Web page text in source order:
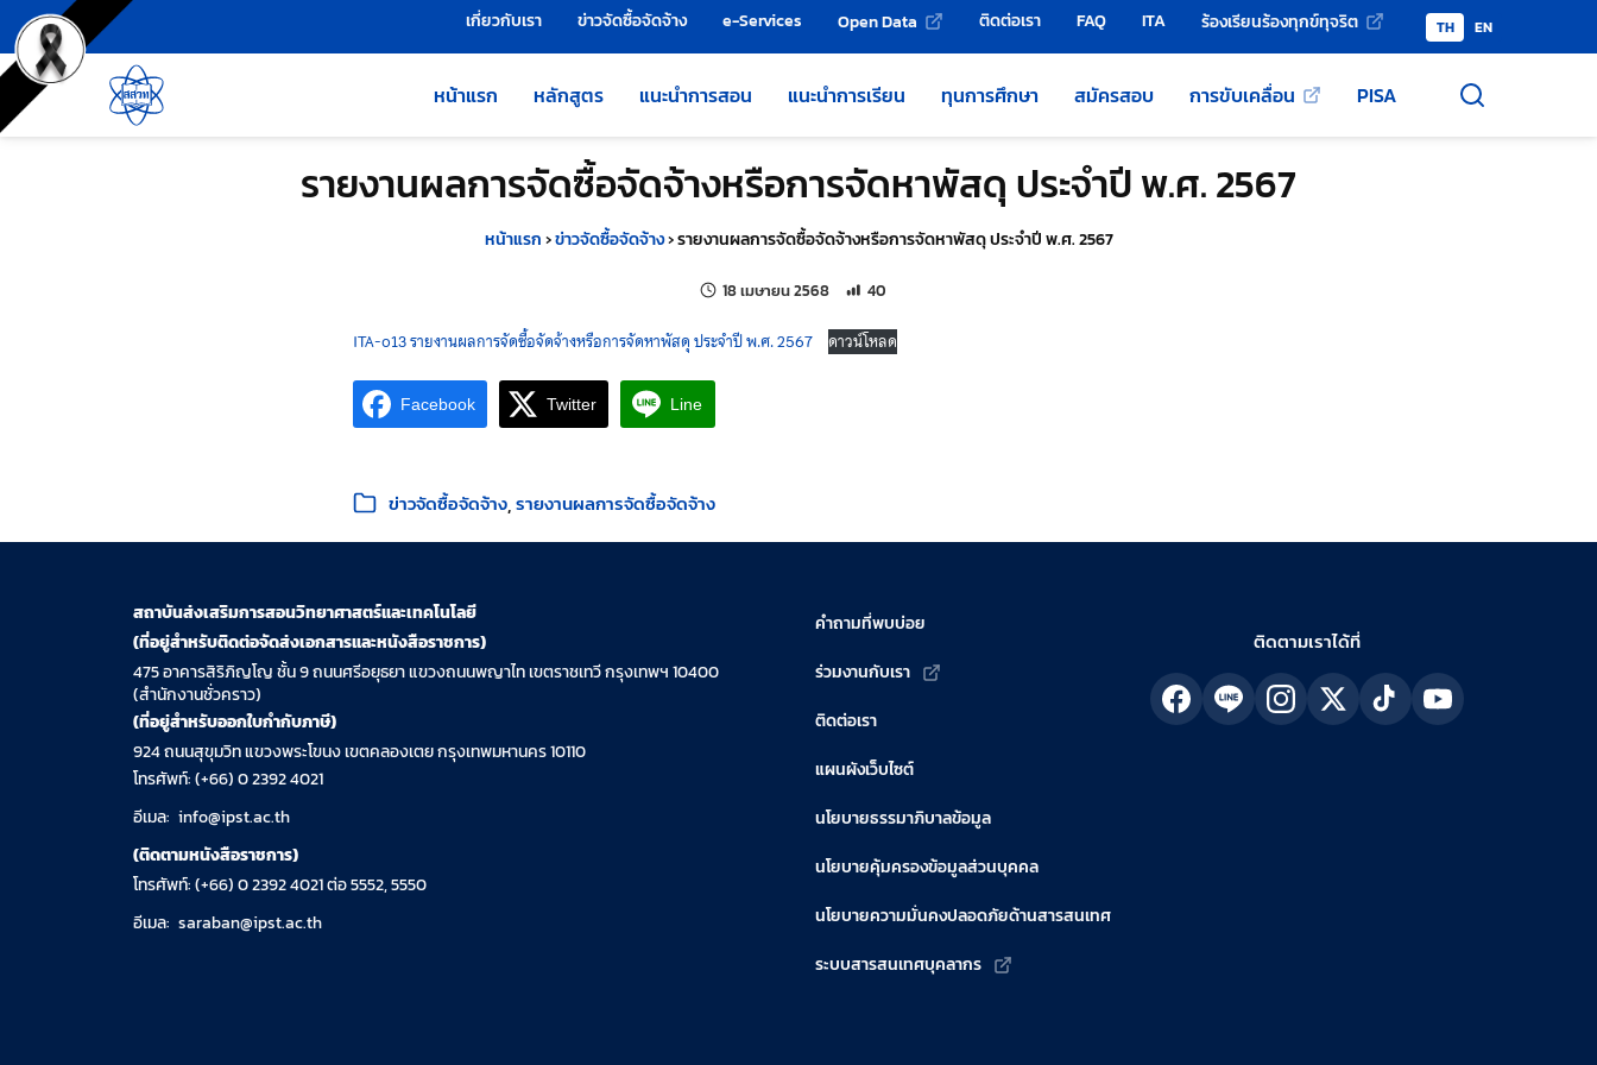
ข้ามไปยังเนื้อหาหลัก
เครื่องมือช่วยเหลือ เกี่ยวกับเรา ข่าวจัดซื้อจัดจ้าง e-Services Open Data ติดต่อเรา FAQ ITA ร้องเรียนร้องทุกข์ทุจริต TH EN
หน้าแรก หลักสูตร แนะนำการสอน แนะนำการเรียน ทุนการศึกษา สมัครสอบ การขับเคลื่อน PISA
รายงานผลการจัดซื้อจัดจ้างหรือการจัดหาพัสดุ ประจำปี พ.ศ. 2567
หน้าแรก›ข่าวจัดซื้อจัดจ้าง›รายงานผลการจัดซื้อจัดจ้างหรือการจัดหาพัสดุ ประจำปี พ.ศ. 2567
18 เมษายน 2568 แก้ไขล่าสุดเมื่อ:
จำนวนการเข้าชม 40 ครั้ง
40
ITA-o13 รายงานผลการจัดซื้อจัดจ้างหรือการจัดหาพัสดุ ประจำปี พ.ศ. 2567 ดาวน์โหลด
Facebook Twitter Line
หมวดหมู่:
ข่าวจัดซื้อจัดจ้าง รายงานผลการจัดซื้อจัดจ้าง
สถาบันส่งเสริมการสอนวิทยาศาสตร์และเทคโนโลยี
(ที่อยู่สำหรับติดต่อจัดส่งเอกสารและหนังสือราชการ)
475 อาคารสิริภิญโญ ชั้น 9 ถนนศรีอยุธยา แขวงถนนพญาไท เขตราชเทวี กรุงเทพฯ 10400
(สำนักงานชั่วคราว)
(ที่อยู่สำหรับออกใบกำกับภาษี)
924 ถนนสุขุมวิท แขวงพระโขนง เขตคลองเตย กรุงเทพมหานคร 10110
โทรศัพท์: (+66) 0 2392 4021
อีเมล: info@ipst.ac.th
(ติดตามหนังสือราชการ)
โทรศัพท์: (+66) 0 2392 4021 ต่อ 5552, 5550
อีเมล: saraban@ipst.ac.th
คำถามที่พบบ่อย
ร่วมงานกับเรา
ติดต่อเรา
แผนผังเว็บไซต์
นโยบายธรรมาภิบาลข้อมูล
นโยบายคุ้มครองข้อมูลส่วนบุคคล
นโยบายความมั่นคงปลอดภัยด้านสารสนเทศ
ระบบสารสนเทศบุคลากร
ติดตามเราได้ที่